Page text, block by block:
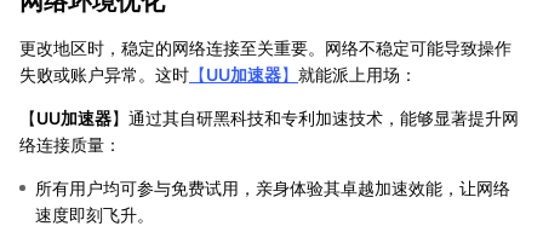
更改地区时，稳定的网络连接至关重要。网络不稳定可能导致操作
失败或账户异常。这时 【UU加速器】 就能派上用场：
【UU加速器】通过其自研黑科技和专利加速技术，能够显著提升网
络连接质量：
所有用户均可参与免费试用，亲身体验其卓越加速效能，让网络
速度即刻飞升。